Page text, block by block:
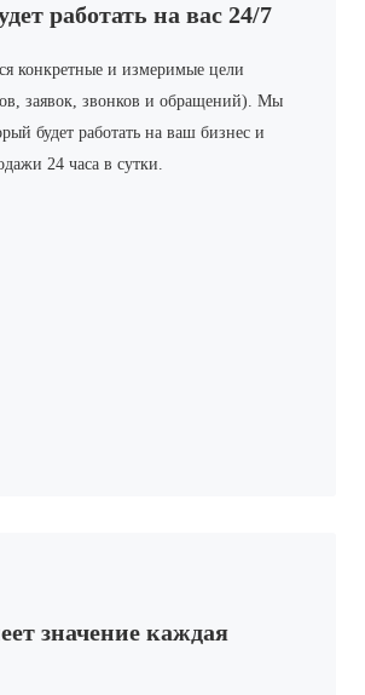
работать на вас 24/7
конкретные и измеримые цели
заявок, звонков и обращений). Мы
будет работать на ваш бизнес и
24 часа в сутки.
значение каждая